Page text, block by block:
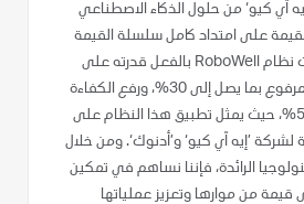
آي كيو‘ من حلول الذكاء الاصطناعي
على امتداد كامل سلسلة القيمة
لقطاع الطاقة. وقد أثبت نظام RoboWell بالفعل قدرته على
تحسين استهلاك الغاز المرفوع بما يصل إلى 30%، ورفع الكفاءة
التشغيلية بما يصل إلى 5%، حيث يمثل تطبيق هذا النظام على
’إيه آي كيو‘ و’أدنوك‘. ومن خلال
الرائدة، فإننا نساهم في تمكين
من موارها وتعزيز عملياتها